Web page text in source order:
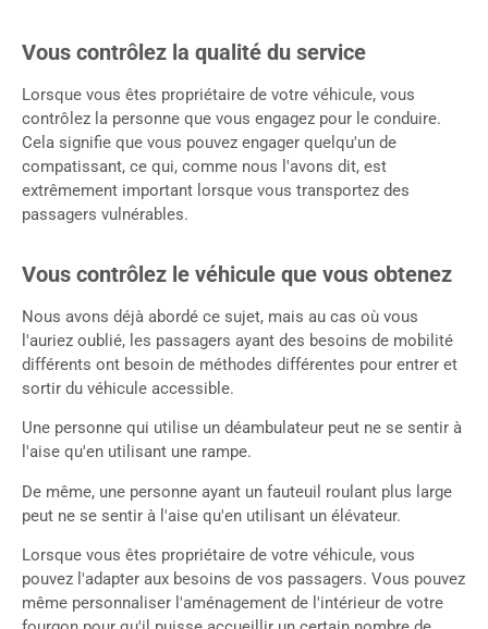
Vous contrôlez la qualité du service
Lorsque vous êtes propriétaire de votre véhicule, vous
contrôlez la personne que vous engagez pour le conduire.
Cela signifie que vous pouvez engager quelqu'un de
compatissant, ce qui, comme nous l'avons dit, est
extrêmement important lorsque vous transportez des
passagers vulnérables.
Vous contrôlez le véhicule que vous obtenez
Nous avons déjà abordé ce sujet, mais au cas où vous
l'auriez oublié, les passagers ayant des besoins de mobilité
différents ont besoin de méthodes différentes pour entrer et
sortir du véhicule accessible.
Une personne qui utilise un déambulateur peut ne se sentir à
l'aise qu'en utilisant une rampe.
De même, une personne ayant un fauteuil roulant plus large
peut ne se sentir à l'aise qu'en utilisant un élévateur.
Lorsque vous êtes propriétaire de votre véhicule, vous
pouvez l'adapter aux besoins de vos passagers. Vous pouvez
même personnaliser l'aménagement de l'intérieur de votre